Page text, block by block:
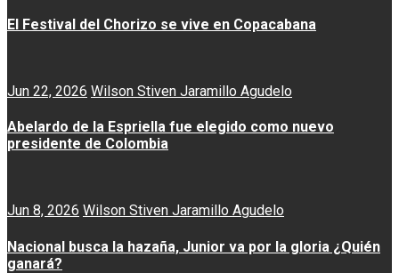
El Festival del Chorizo se vive en Copacabana
Jun 22, 2026 Wilson Stiven Jaramillo Agudelo
Abelardo de la Espriella fue elegido como nuevo
presidente de Colombia
Jun 8, 2026 Wilson Stiven Jaramillo Agudelo
Nacional busca la hazaña, Junior va por la gloria ¿Quién
ganará?